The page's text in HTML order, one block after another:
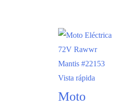
Vista rápida
Moto